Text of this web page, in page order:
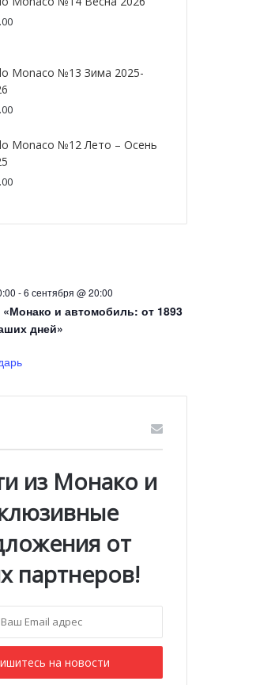
Monaco №13 Зима 2025-
Monaco №12 Лето – Осень
-6 сентября @ 20:00
и автомобиль: от 1893
дней»
из Монако и
от
партнеров!